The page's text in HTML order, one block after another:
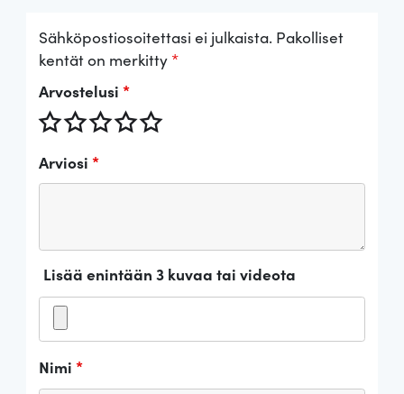
Sähköpostiosoitettasi ei julkaista. Pakolliset
kentät on merkitty *
Arvostelusi *
Arviosi *
Lisää enintään 3 kuvaa tai videota
Nimi *